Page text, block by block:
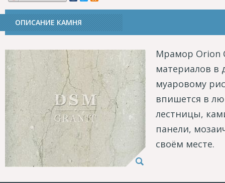
ОПИСАНИЕ КАМНЯ
Мрамор Orion
материалов в
муаровому
впишется в
лестницы,
панели,
своём месте.